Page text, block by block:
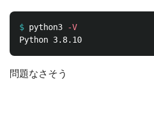
$ python3
-V
問題なさそう